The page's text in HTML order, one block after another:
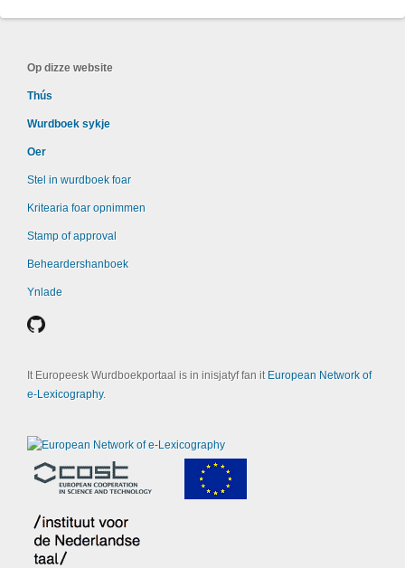
Op dizze website
Thús
Wurdboek sykje
Oer
Stel in wurdboek foar
Kritearia foar opnimmen
Stamp of approval
Beheardershanboek
Ynlade
It Europeesk Wurdboekportaal is in inisjatyf fan it European Network of
e-Lexicography.